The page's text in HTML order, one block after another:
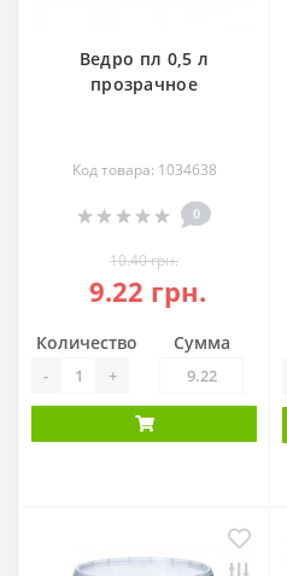
Ведро пл 0,5 л
прозрачное
Код товара: 1034638
0
10.40 грн.
9.22 грн.
Количество
- +
Сумма